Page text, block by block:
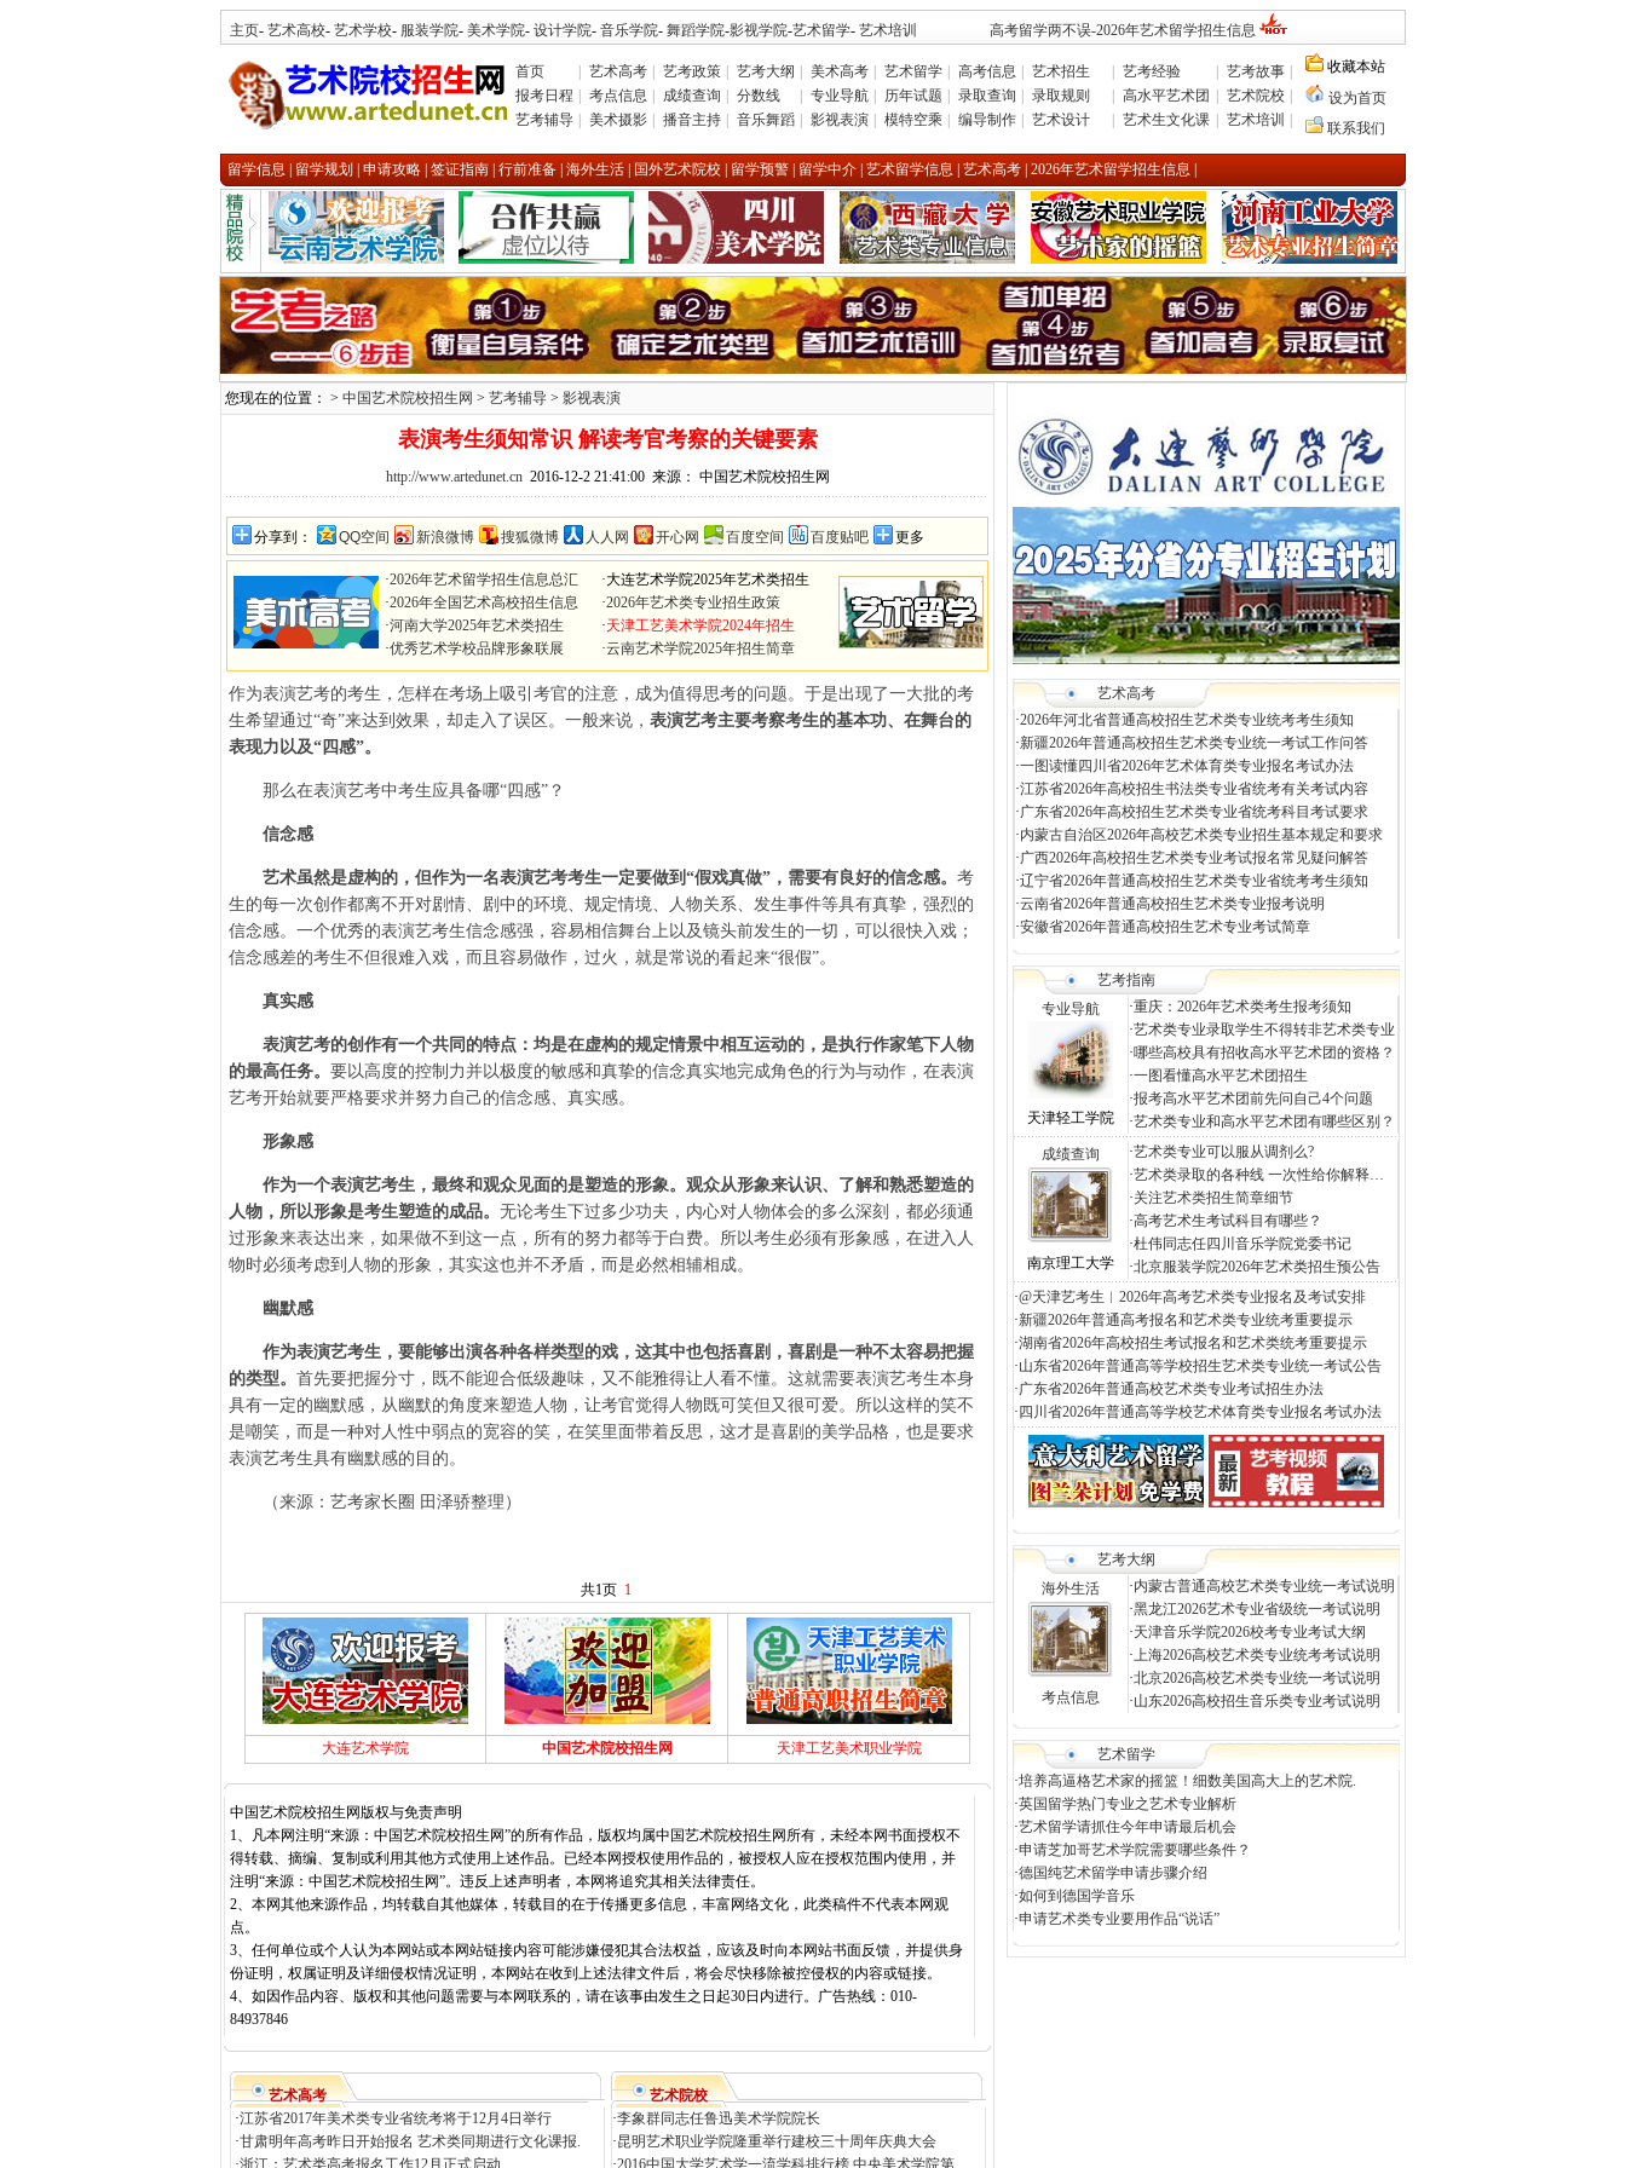
主页- 艺术高校- 艺术学校- 服装学院- 美术学院- 设计学院- 音乐学院- 舞蹈学院-影视学院-艺术留学- 艺术培训 高考留学两不误-2026年艺术留学招生信息
首页 艺术高考 艺考政策 艺考大纲 美术高考 艺术留学 高考信息 艺术招生 艺考经验 艺考故事
报考日程
考点信息 成绩查询 分数线 专业导航 历年试题 录取查询 录取规则 高水平艺术团 艺术院校
艺考辅导
美术摄影 播音主持 音乐舞蹈 影视表演 模特空乘 编导制作 艺术设计 艺术生文化课 艺术培训
收藏本站
设为首页
联系我们
留学信息 留学规划 申请攻略 签证指南 行前准备 海外生活 国外艺术院校 留学预警 留学中介 艺术留学信息 艺术高考 2026年艺术留学招生信息
您现在的位置： > 中国艺术院校招生网 > 艺考辅导 > 影视表演
表演考生须知常识 解读考官考察的关键要素
http://www.artedunet.cn2016-12-2 21:41:00 来源： 中国艺术院校招生网
分享到： QQ空间 新浪微博 搜狐微博 人人网 开心网 百度空间 百度贴吧 更多
·2026年艺术留学招生信息总汇
·2026年全国艺术高校招生信息
·河南大学2025年艺术类招生
·优秀艺术学校品牌形象联展
·大连艺术学院2025年艺术类招生
·2026年艺术类专业招生政策
·天津工艺美术学院2024年招生
·云南艺术学院2025年招生简章
作为表演艺考的考生，怎样在考场上吸引考官的注意，成为值得思考的问题。于是出现了一大批的考
生希望通过“奇”来达到效果，却走入了误区。一般来说， 表演艺考主要考察考生的基本功、在舞台的
表现力以及“四感”。
那么在表演艺考中考生应具备哪“四感”？
信念感
艺术虽然是虚构的，但作为一名表演艺考考生一定要做到“假戏真做”，需要有良好的信念感。 考
生的每一次创作都离不开对剧情、剧中的环境、规定情境、人物关系、发生事件等具有真挚，强烈的
信念感。一个优秀的表演艺考生信念感强，容易相信舞台上以及镜头前发生的一切，可以很快入戏；
信念感差的考生不但很难入戏，而且容易做作，过火，就是常说的看起来“很假”。
真实感
表演艺考的创作有一个共同的特点：均是在虚构的规定情景中相互运动的，是执行作家笔下人物
的最高任务。 要以高度的控制力并以极度的敏感和真挚的信念真实地完成角色的行为与动作，在表演
艺考开始就要严格要求并努力自己的信念感、真实感。
形象感
作为一个表演艺考生，最终和观众见面的是塑造的形象。观众从形象来认识、了解和熟悉塑造的
人物，所以形象是考生塑造的成品。 无论考生下过多少功夫，内心对人物体会的多么深刻，都必须通
过形象来表达出来，如果做不到这一点，所有的努力都等于白费。所以考生必须有形象感，在进入人
物时必须考虑到人物的形象，其实这也并不矛盾，而是必然相辅相成。
幽默感
作为表演艺考生，要能够出演各种各样类型的戏，这其中也包括喜剧，喜剧是一种不太容易把握
的类型。 首先要把握分寸，既不能迎合低级趣味，又不能雅得让人看不懂。这就需要表演艺考生本身
具有一定的幽默感，从幽默的角度来塑造人物，让考官觉得人物既可笑但又很可爱。所以这样的笑不
是嘲笑，而是一种对人性中弱点的宽容的笑，在笑里面带着反思，这才是喜剧的美学品格，也是要求
表演艺考生具有幽默感的目的。
（来源：艺考家长圈 田泽骄整理）
共1页 1
大连艺术学院 中国艺术院校招生网 天津工艺美术职业学院
中国艺术院校招生网版权与免责声明
1、凡本网注明“来源：中国艺术院校招生网”的所有作品，版权均属中国艺术院校招生网所有，未经本网书面授权不
得转载、摘编、复制或利用其他方式使用上述作品。已经本网授权使用作品的，被授权人应在授权范围内使用，并
注明“来源：中国艺术院校招生网”。违反上述声明者，本网将追究其相关法律责任。
2、本网其他来源作品，均转载自其他媒体，转载目的在于传播更多信息，丰富网络文化，此类稿件不代表本网观
点。
3、任何单位或个人认为本网站或本网站链接内容可能涉嫌侵犯其合法权益，应该及时向本网站书面反馈，并提供身
份证明，权属证明及详细侵权情况证明，本网站在收到上述法律文件后，将会尽快移除被控侵权的内容或链接。
4、如因作品内容、版权和其他问题需要与本网联系的，请在该事由发生之日起30日内进行。广告热线：010-
84937846
艺术高考
·江苏省2017年美术类专业省统考将于12月4日举行
·甘肃明年高考昨日开始报名 艺术类同期进行文化课报.
·浙江：艺术类高考报名工作12月正式启动
艺术院校
·李象群同志任鲁迅美术学院院长
·昆明艺术职业学院隆重举行建校三十周年庆典大会
·2016中国大学艺术学一流学科排行榜 中央美术学院第.
艺术高考
·2026年河北省普通高校招生艺术类专业统考考生须知
·新疆2026年普通高校招生艺术类专业统一考试工作问答
·一图读懂四川省2026年艺术体育类专业报名考试办法
·江苏省2026年高校招生书法类专业省统考有关考试内容
·广东省2026年高校招生艺术类专业省统考科目考试要求
·内蒙古自治区2026年高校艺术类专业招生基本规定和要求
·广西2026年高校招生艺术类专业考试报名常见疑问解答
·辽宁省2026年普通高校招生艺术类专业省统考考生须知
·云南省2026年普通高校招生艺术类专业报考说明
·安徽省2026年普通高校招生艺术专业考试简章
艺考指南
专业导航
天津轻工学院
·重庆：2026年艺术类考生报考须知
·艺术类专业录取学生不得转非艺术类专业
·哪些高校具有招收高水平艺术团的资格？
·一图看懂高水平艺术团招生
·报考高水平艺术团前先问自己4个问题
·艺术类专业和高水平艺术团有哪些区别？
成绩查询
南京理工大学
·艺术类专业可以服从调剂么?
·艺术类录取的各种线 一次性给你解释…
·关注艺术类招生简章细节
·高考艺术生考试科目有哪些？
·杜伟同志任四川音乐学院党委书记
·北京服装学院2026年艺术类招生预公告
·@天津艺考生︱2026年高考艺术类专业报名及考试安排
·新疆2026年普通高考报名和艺术类专业统考重要提示
·湖南省2026年高校招生考试报名和艺术类统考重要提示
·山东省2026年普通高等学校招生艺术类专业统一考试公告
·广东省2026年普通高校艺术类专业考试招生办法
· 四川省2026年普通高等学校艺术体育类专业报名考试办法
艺考大纲
海外生活
考点信息
·内蒙古普通高校艺术类专业统一考试说明
·黑龙江2026艺术专业省级统一考试说明
·天津音乐学院2026校考专业考试大纲
·上海2026高校艺术类专业统考考试说明
·北京2026高校艺术类专业统一考试说明
·山东2026高校招生音乐类专业考试说明
艺术留学
·培养高逼格艺术家的摇篮！细数美国高大上的艺术院.
·英国留学热门专业之艺术专业解析
·艺术留学请抓住今年申请最后机会
·申请芝加哥艺术学院需要哪些条件？
·德国纯艺术留学申请步骤介绍
·如何到德国学音乐
·申请艺术类专业要用作品“说话”